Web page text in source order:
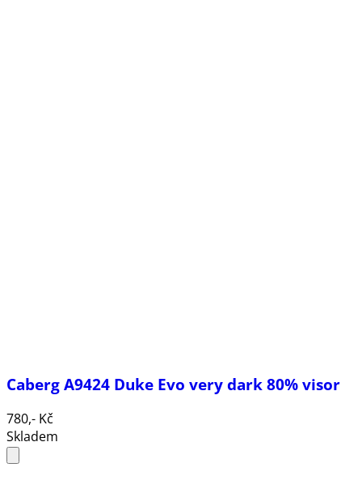
Caberg A9424 Duke Evo very dark 80% visor
780,- Kč
Skladem